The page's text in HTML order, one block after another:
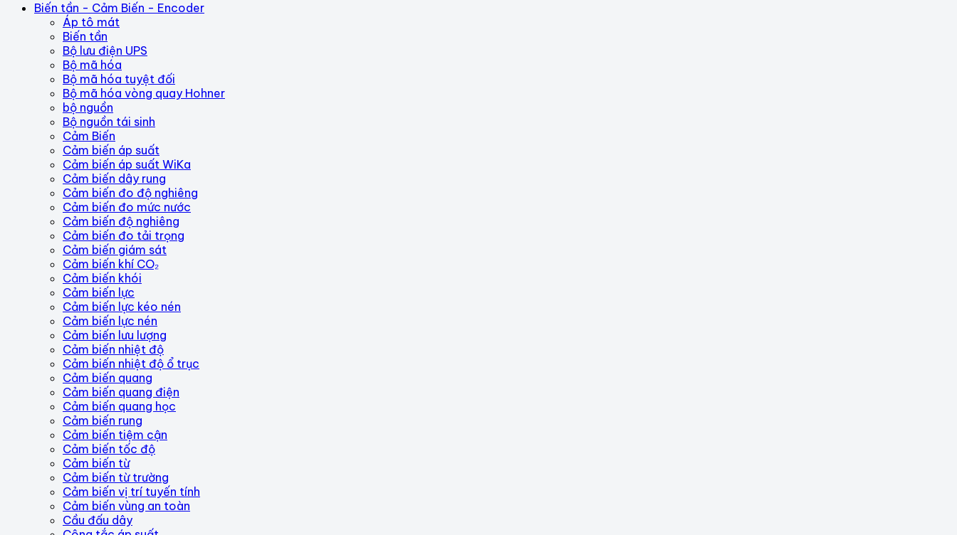
Biến tần - Cảm Biến - Encoder
Áp tô mát
Biến tần
Bộ lưu điện UPS
Bộ mã hóa
Bộ mã hóa tuyệt đối
Bộ mã hóa vòng quay Hohner
bộ nguồn
Bộ nguồn tái sinh
Cảm Biến
Cảm biến áp suất
Cảm biến áp suất WiKa
Cảm biến dây rung
Cảm biến đo độ nghiêng
Cảm biến đo mức nước
Cảm biến độ nghiêng
Cảm biến đo tải trọng
Cảm biến giám sát
Cảm biến khí CO₂
Cảm biến khói
Cảm biến lực
Cảm biến lực kéo nén
Cảm biến lực nén
Cảm biến lưu lượng
Cảm biến nhiệt độ
Cảm biến nhiệt độ ổ trục
Cảm biến quang
Cảm biến quang điện
Cảm biến quang học
Cảm biến rung
Cảm biến tiệm cận
Cảm biến tốc độ
Cảm biến từ
Cảm biến từ trường
Cảm biến vị trí tuyến tính
Cảm biến vùng an toàn
Cầu đấu dây